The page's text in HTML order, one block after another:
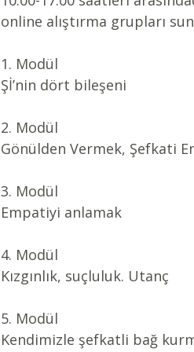
online alıştırma grupları
1. Modül
Şİ’nin dört bileşeni
2. Modül
Gönülden Vermek, Şefkati
3. Modül
Empatiyi anlamak
4. Modül
Kızgınlık, suçluluk. Utanç
5. Modül
Kendimizle şefkatli bağ